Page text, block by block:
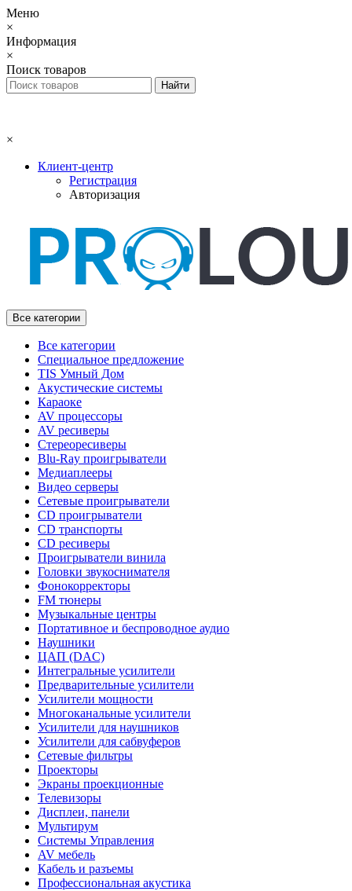
Меню
×
Информация
×
Поиск товаров
×
Клиент-центр
Регистрация
Авторизация
Все категории
Все категории
Специальное предложение
TIS Умный Дом
Акустические системы
Караоке
AV процессоры
AV ресиверы
Стереоресиверы
Blu-Ray проигрыватели
Медиаплееры
Видео серверы
Сетевые проигрыватели
CD проигрыватели
CD транспорты
CD ресиверы
Проигрыватели винила
Головки звукоснимателя
Фонокорректоры
FM тюнеры
Музыкальные центры
Портативное и беспроводное аудио
Наушники
ЦАП (DAC)
Интегральные усилители
Предварительные усилители
Усилители мощности
Многоканальные усилители
Усилители для наушников
Усилители для сабвуферов
Сетевые фильтры
Проекторы
Экраны проекционные
Телевизоры
Дисплеи, панели
Мультирум
Системы Управления
AV мебель
Кабель и разъемы
Профессиональная акустика